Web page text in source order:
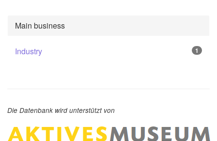
Main business
Industry 1
Die Datenbank wird unterstützt von